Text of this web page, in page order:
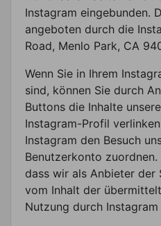
Instagram eingebunden.
angeboten durch die
Road, Menlo Park, CA
Wenn Sie in Ihrem
sind, können Sie durch
Buttons die Inhalte
Instagram-Profil
Instagram den Besuch
Benutzerkonto
dass wir als Anbieter der
vom Inhalt der
Nutzung durch Instagram